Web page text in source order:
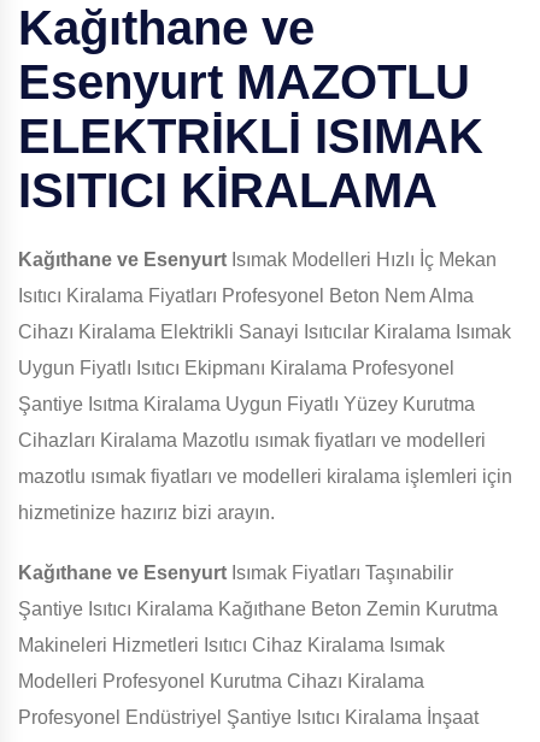
Kağıthane ve
Esenyurt MAZOTLU
ELEKTRİKLİ ISIMAK
ISITICI KİRALAMA
Kağıthane ve Esenyurt Isımak Modelleri Hızlı İç Mekan
Isıtıcı Kiralama Fiyatları Profesyonel Beton Nem Alma
Cihazı Kiralama Elektrikli Sanayi Isıtıcılar Kiralama Isımak
Uygun Fiyatlı Isıtıcı Ekipmanı Kiralama Profesyonel
Şantiye Isıtma Kiralama Uygun Fiyatlı Yüzey Kurutma
Cihazları Kiralama Mazotlu ısımak fiyatları ve modelleri
mazotlu ısımak fiyatları ve modelleri kiralama işlemleri için
hizmetinize hazırız bizi arayın.
Kağıthane ve Esenyurt Isımak Fiyatları Taşınabilir
Şantiye Isıtıcı Kiralama Kağıthane Beton Zemin Kurutma
Makineleri Hizmetleri Isıtıcı Cihaz Kiralama Isımak
Modelleri Profesyonel Kurutma Cihazı Kiralama
Profesyonel Endüstriyel Şantiye Isıtıcı Kiralama İnşaat